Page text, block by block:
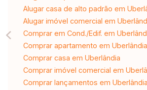
Alugar casa de alto padrão em
Alugar imóvel comercial em
Comprar em Cond./Edif. em
Comprar apartamento em Uberlândia
Comprar casa em Uberlândia
Comprar imóvel comercial em
Comprar lançamentos em Uberlândia